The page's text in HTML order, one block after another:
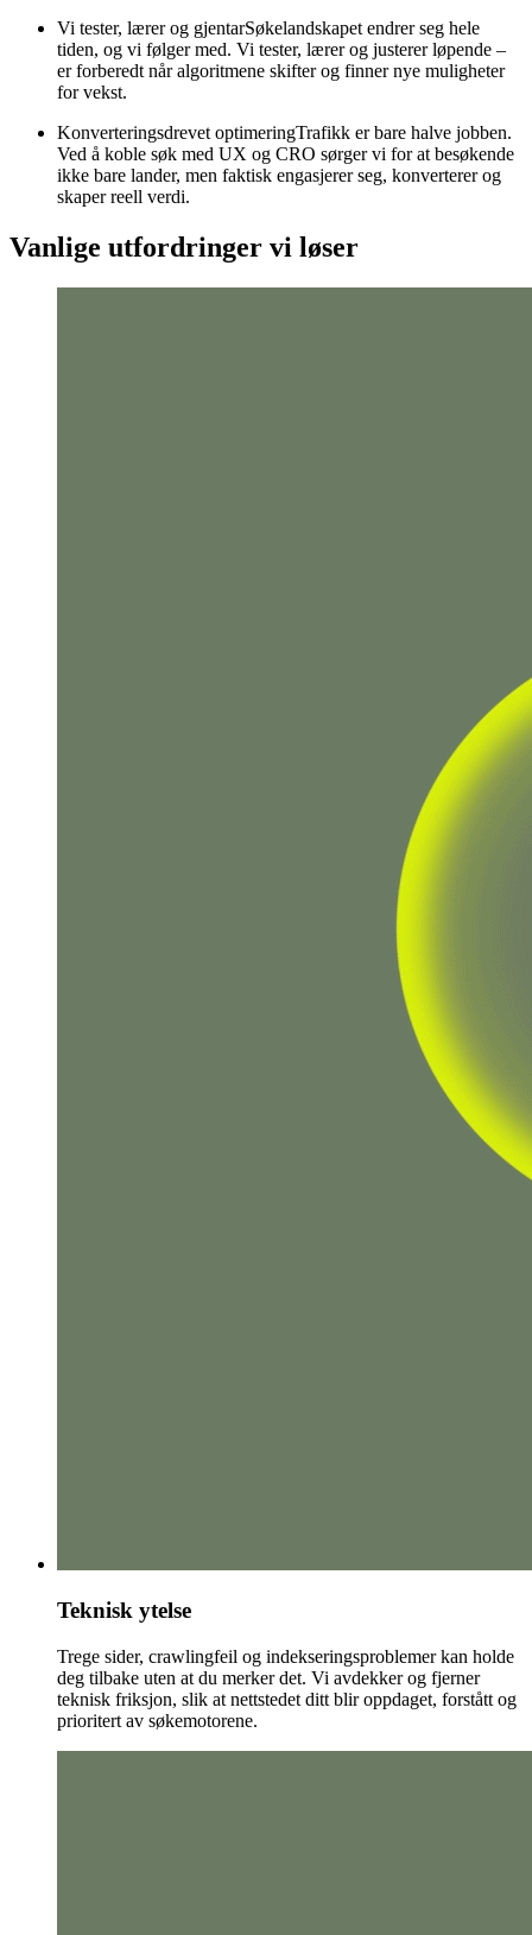
Vi tester, lærer og gjentarSøkelandskapet endrer seg hele
tiden, og vi følger med. Vi tester, lærer og justerer løpende –
er forberedt når algoritmene skifter og finner nye muligheter
for vekst.
Konverteringsdrevet optimeringTrafikk er bare halve jobben.
Ved å koble søk med UX og CRO sørger vi for at besøkende
ikke bare lander, men faktisk engasjerer seg, konverterer og
skaper reell verdi.
Vanlige utfordringer vi løser
Teknisk ytelse
Trege sider, crawlingfeil og indekseringsproblemer kan holde
deg tilbake uten at du merker det. Vi avdekker og fjerner
teknisk friksjon, slik at nettstedet ditt blir oppdaget, forstått og
prioritert av søkemotorene.